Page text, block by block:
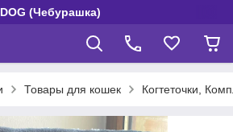
(Чебурашка)
Товары для кошек Когтеточки,